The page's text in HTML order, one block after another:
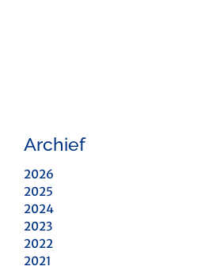
Archief
2026
2025
2024
2023
2022
2021